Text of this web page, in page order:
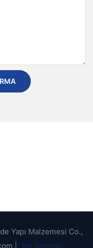
Yapı Malzemesi Co.,
|
Yer haritası